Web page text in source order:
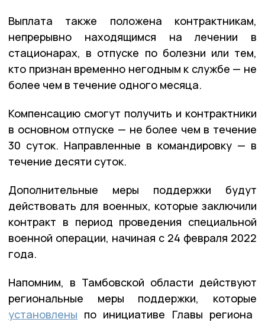
Выплата также положена контрактникам,
непрерывно находящимся на лечении в
стационарах, в отпуске по болезни или тем,
кто признан временно негодным к службе — не
более чем в течение одного месяца.
Компенсацию смогут получить и контрактники
в основном отпуске — не более чем в течение
30 суток. Направленные в командировку — в
течение десяти суток.
Дополнительные меры поддержки будут
действовать для военных, которые заключили
контракт в период проведения специальной
военной операции, начиная с 24 февраля 2022
года.
Напомним, в Тамбовской области действуют
региональные меры поддержки, которые
установлены по инициативе Главы региона